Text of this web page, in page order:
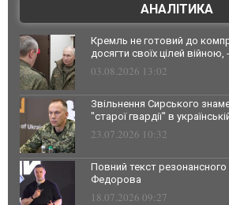
АНАЛІТИКА
Кремль не готовий до
досягти своїх цілей
03.08.2026 13:02
Звільнення Сирського
"старої гвардії" в
23.07.2026 10:32
Повний текст
Федорова
18.07.2026 09:27